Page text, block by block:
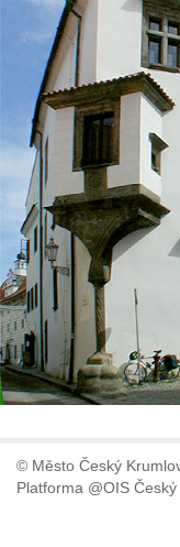
© Město Český
Platforma @OIS